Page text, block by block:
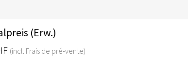
(Erw.)
(incl. Frais de pré-vente)